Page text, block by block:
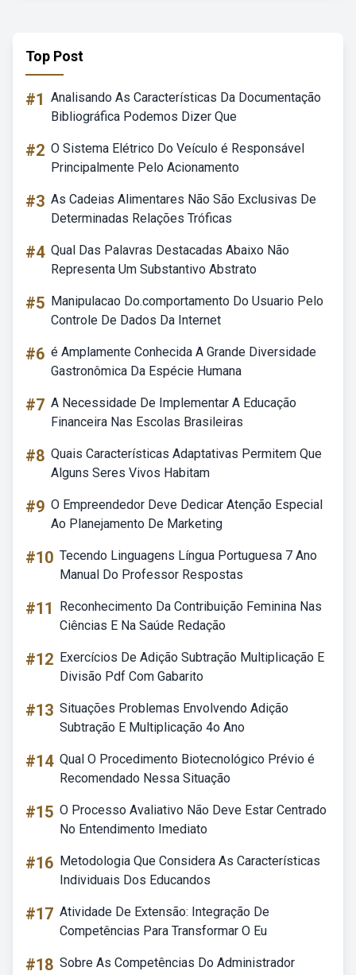
Top Post
#1 Analisando As Características Da Documentação
Bibliográfica Podemos Dizer Que
#2 O Sistema Elétrico Do Veículo é Responsável
Principalmente Pelo Acionamento
#3 As Cadeias Alimentares Não São Exclusivas De
Determinadas Relações Tróficas
#4 Qual Das Palavras Destacadas Abaixo Não
Representa Um Substantivo Abstrato
#5 Manipulacao Do.comportamento Do Usuario Pelo
Controle De Dados Da Internet
#6 é Amplamente Conhecida A Grande Diversidade
Gastronômica Da Espécie Humana
#7 A Necessidade De Implementar A Educação
Financeira Nas Escolas Brasileiras
#8 Quais Características Adaptativas Permitem Que
Alguns Seres Vivos Habitam
#9 O Empreendedor Deve Dedicar Atenção Especial
Ao Planejamento De Marketing
#10 Tecendo Linguagens Língua Portuguesa 7 Ano
Manual Do Professor Respostas
#11
Reconhecimento Da Contribuição Feminina Nas
Ciências E Na Saúde Redação
#12 Exercícios De Adição Subtração Multiplicação E
Divisão Pdf Com Gabarito
#13 Situações Problemas Envolvendo Adição
Subtração E Multiplicação 4o Ano
#14 Qual O Procedimento Biotecnológico Prévio é
Recomendado Nessa Situação
#15 O Processo Avaliativo Não Deve Estar Centrado
No Entendimento Imediato
#16 Metodologia Que Considera As Características
Individuais Dos Educandos
#17 Atividade De Extensão: Integração De
Competências Para Transformar O Eu
#18 Sobre As Competências Do Administrador